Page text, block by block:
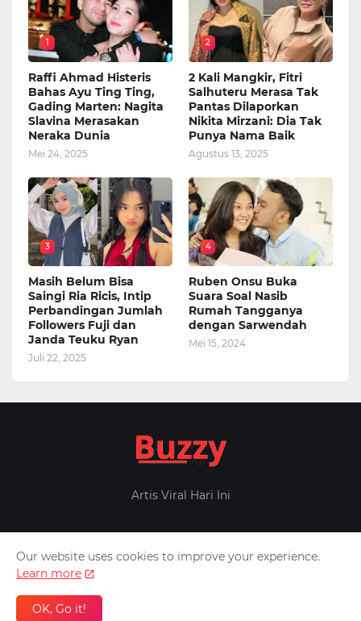
1
Raffi Ahmad Histeris
Bahas Ayu Ting Ting,
Gading Marten: Nagita
Slavina Merasakan
Neraka Dunia
Mei 24, 2025
2
2 Kali Mangkir, Fitri
Salhuteru Merasa Tak
Pantas Dilaporkan
Nikita Mirzani: Dia Tak
Punya Nama Baik
Agustus 13, 2025
3
Masih Belum Bisa
Saingi Ria Ricis, Intip
Perbandingan Jumlah
Followers Fuji dan
Janda Teuku Ryan
Juli 22, 2025
4
Ruben Onsu Buka
Suara Soal Nasib
Rumah Tangganya
dengan Sarwendah
Mei 15, 2024
Artis Viral Hari Ini
Design by -Pontianak
Home About Us Privacy Policy Contact Us
Our website uses cookies to improve your experience.
Learn more
OK, Go it!